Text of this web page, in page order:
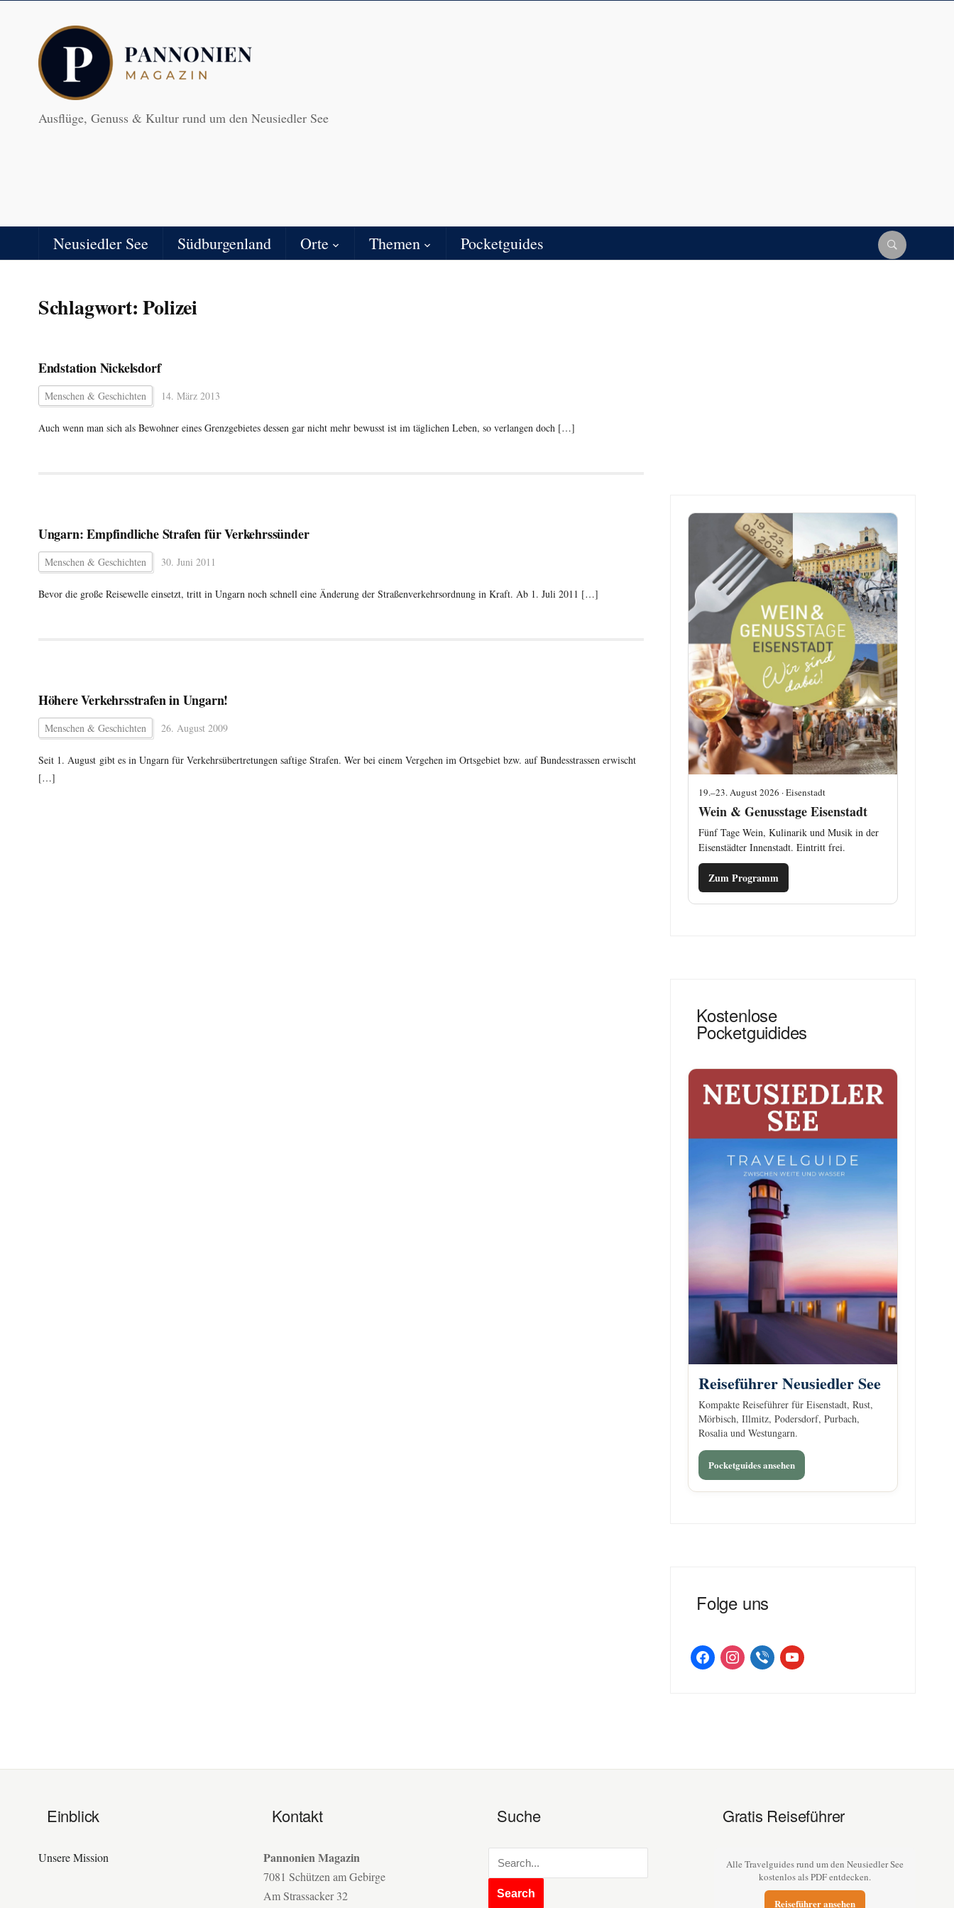
Ausflüge, Genuss & Kultur rund um den Neusiedler See
Neusiedler See Südburgenland Orte Themen Pocketguides
Schlagwort:Polizei
Endstation Nickelsdorf
Menschen & Geschichten 14. März 2013
Auch wenn man sich als Bewohner eines Grenzgebietes dessen gar nicht mehr bewusst ist im täglichen Leben, so verlangen doch […]
Ungarn: Empfindliche Strafen für Verkehrssünder
Menschen & Geschichten 30. Juni 2011
Bevor die große Reisewelle einsetzt, tritt in Ungarn noch schnell eine Änderung der Straßenverkehrsordnung in Kraft. Ab 1. Juli 2011 […]
Höhere Verkehrsstrafen in Ungarn!
Menschen & Geschichten 26. August 2009
Seit 1. August gibt es in Ungarn für Verkehrsübertretungen saftige Strafen. Wer bei einem Vergehen im Ortsgebiet bzw. auf Bundesstrassen erwischt
[…]
19.–23. August 2026 · Eisenstadt
Wein & Genusstage Eisenstadt
Fünf Tage Wein, Kulinarik und Musik in der
Eisenstädter Innenstadt. Eintritt frei.
Zum Programm
Kostenlose
Pocketguidides
Reiseführer Neusiedler See
Kompakte Reiseführer für Eisenstadt, Rust,
Mörbisch, Illmitz, Podersdorf, Purbach,
Rosalia und Westungarn.
Pocketguides ansehen
Folge uns
facebookinstagramviber youtube
Einblick
Unsere Mission
Kontakt
Pannonien Magazin
7081 Schützen am Gebirge
Am Strassacker 32
Suche Gratis Reiseführer
Alle Travelguides rund um den Neusiedler See
kostenlos als PDF entdecken.
Reiseführer ansehen